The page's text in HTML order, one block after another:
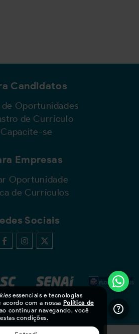
Candidatos
de Oportunidades
de Currículo
Capacite-se
Empresas
Oportunidade
de Currículos
Sociais
essenciais e tecnologias
acordo com a nossa Política de
continuar navegando, você
condições.